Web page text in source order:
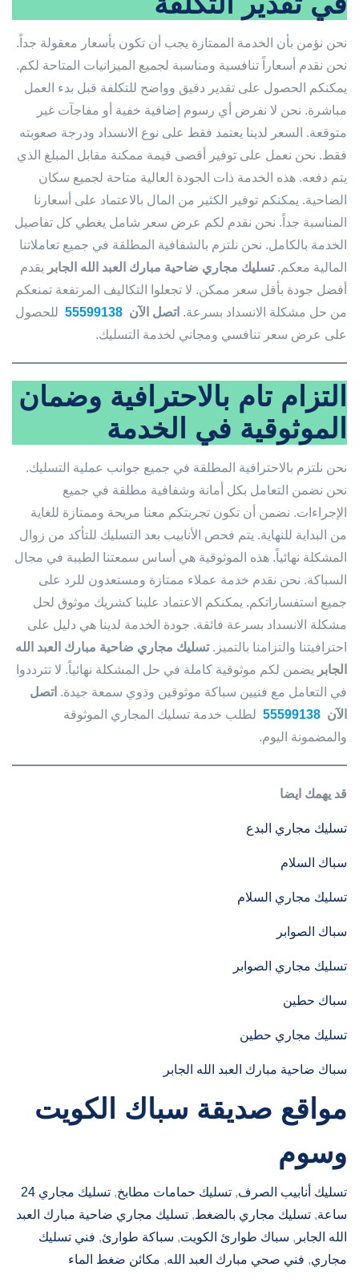
نحن نؤمن بأن الخدمة الممتازة يجب أن تكون بأسعار معقولة جداً.
نحن نقدم أسعاراً تنافسية ومناسبة لجميع الميزانيات المتاحة لكم.
يمكنكم الحصول على تقدير دقيق وواضح للتكلفة قبل بدء العمل
مباشرة. نحن لا نفرض أي رسوم إضافية خفية أو مفاجآت غير
متوقعة. السعر لدينا يعتمد فقط على نوع الانسداد ودرجة صعوبته
فقط. نحن نعمل على توفير أقصى قيمة ممكنة مقابل المبلغ الذي
يتم دفعه. هذه الخدمة ذات الجودة العالية متاحة لجميع سكان
الضاحية. يمكنكم توفير الكثير من المال بالاعتماد على أسعارنا
المناسبة جداً. نحن نقدم لكم عرض سعر شامل يغطي كل تفاصيل
الخدمة بالكامل. نحن نلتزم بالشفافية المطلقة في جميع تعاملاتنا
المالية معكم.تسليك مجاري ضاحية مبارك العبد الله الجابر يقدم
أفضل جودة بأقل سعر ممكن. لا تجعلوا التكاليف المرتفعة تمنعكم
من حل مشكلة الانسداد بسرعة. اتصل الآن 55599138 للحصول
على عرض سعر تنافسي ومجاني لخدمة التسليك.
التزام تام بالاحترافية وضمان
الموثوقية في الخدمة
نحن نلتزم بالاحترافية المطلقة في جميع جوانب عملية التسليك.
نحن نضمن التعامل بكل أمانة وشفافية مطلقة في جميع
الإجراءات. نضمن أن تكون تجربتكم معنا مريحة وممتازة للغاية
من البداية للنهاية. يتم فحص الأنابيب بعد التسليك للتأكد من زوال
المشكلة نهائياً. هذه الموثوقية هي أساس سمعتنا الطيبة في مجال
السباكة. نحن نقدم خدمة عملاء ممتازة ومستعدون للرد على
جميع استفساراتكم. يمكنكم الاعتماد علينا كشريك موثوق لحل
مشكلة الانسداد بسرعة فائقة. جودة الخدمة لدينا هي دليل على
احترافيتنا والتزامنا بالتميز.تسليك مجاري ضاحية مبارك العبد الله
الجابر يضمن لكم موثوقية كاملة في حل المشكلة نهائياً. لا تترددوا
في التعامل مع فنيين سباكة موثوقين وذوي سمعة جيدة. اتصل
الآن 55599138 لطلب خدمة تسليك المجاري الموثوقة
والمضمونة اليوم.
قد يهمك ايضا
تسليك مجاري البدع
سباك السلام
تسليك مجاري السلام
سباك الصوابر
تسليك مجاري الصوابر
سباك حطين
تسليك مجاري حطين
سباك ضاحية مبارك العبد الله الجابر
مواقع صديقة سباك الكويت
وسوم
تسليك أنابيب الصرف, تسليك حمامات مطابخ,
تسليك مجاري 24
ساعة, تسليك مجاري بالضغط, تسليك مجاري ضاحية مبارك العبد
الله الجابر , سباك طوارئ الكويت, سباكة طوارئ, فني تسليك
مجاري, فني صحي مبارك العبد الله, مكائن ضغط الماء